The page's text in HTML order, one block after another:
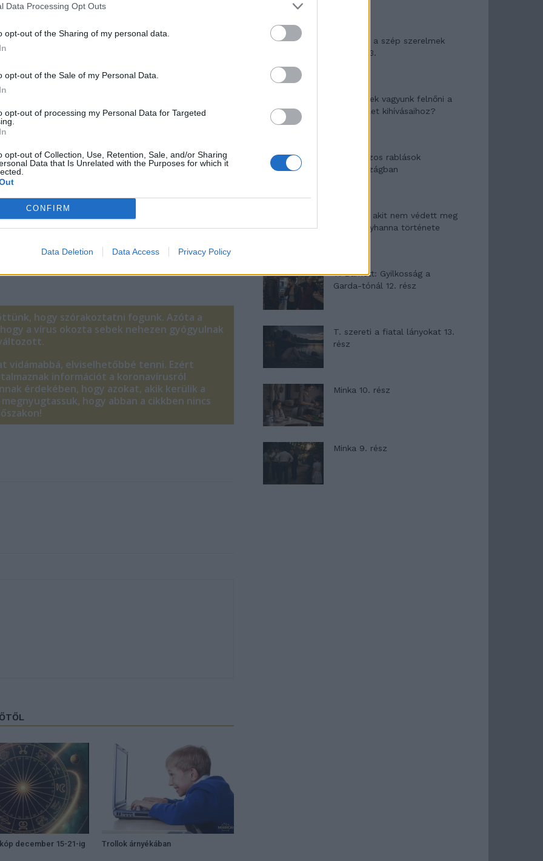
Data Processing Opt Outs
opt-out of the Sharing of my personal data.
opt-out of the Sale of my Personal Data.
opt-out of processing my Personal Data for Targeted
opt-out of Collection, Use, Retention, Sale, and/or Sharing
Data that Is Unrelated with the Purposes for which it
CONFIRM
Data Deletion Data Access Privacy Policy
(jó, hát érdekes volt, de… na!), meg vörös
végül beleegyezett, azt mondta, legalább
Legközelebb veled jövök ki, és elengedjük
sem láttam a városból. A virágpiacot és a
ezért mondtam Joe-nak, ha nincs kedve, én
közepette eljött velem. Csak akkor lett jobb
Azt hiszem, ide vissza kell jönnöm Julival
pampogott, nem volt rossz ez a pár nap. De
kivenni szabit?”
hogy szórakoztatni fogunk. Azóta a
a vírus okozta sebek nehezen gyógyulnak
vidámabbá, elviselhetőbbé tenni. Ezért
információt a koronavírusról
érdekében, hogy azokat, akik kerülik a
hogy abban a cikkben nincs
december 15-21-ig Trollok árnyékában
Panna és a szép szerelmek
mítosza 3.
Képtelenek vagyunk felnőni a
felnőtt élet kihívásaihoz?
Altatógázos rablások
Olaszországban
A kislány, akit nem védett meg
senki – Lyhanna története
T. Barnett: Gyilkosság a
Garda-tónál 12. rész
T. szereti a fiatal lányokat 13.
rész
Minka 10. rész
Minka 9. rész